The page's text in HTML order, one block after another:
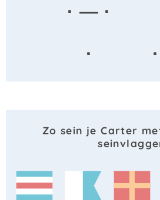
· — ·
·
Zo sein je Carter